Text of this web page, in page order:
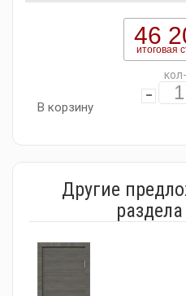
46
итоговая
В корзину
Другие
раздела